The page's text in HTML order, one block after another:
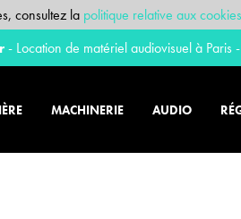
consultez la politique relative aux cookies
- Location de matériel audiovisuel à Paris
MACHINERIE AUDIO